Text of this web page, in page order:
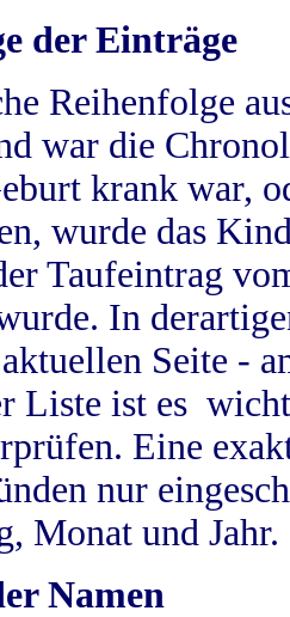
der Einträge
Reihenfolge
war die
krank war,
wurde das
Taufeintrag
In
Seite -
Liste ist es
Eine
nur
Monat und Jahr.
Namen